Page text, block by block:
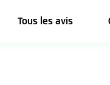
Tous les avis